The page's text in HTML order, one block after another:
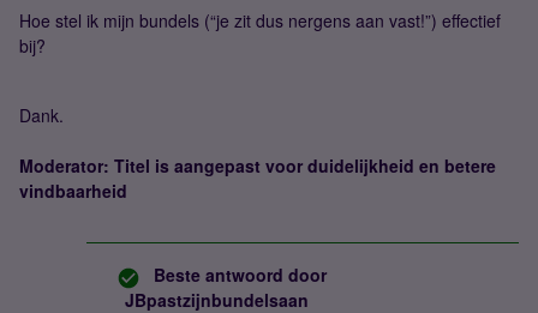
Hoe stel ik mijn bundels (“je zit dus nergens aan vast!”) effectief
bij?
Dank.
Moderator: Titel is aangepast voor duidelijkheid en betere
vindbaarheid
Beste antwoord door
JBpastzijnbundelsaan